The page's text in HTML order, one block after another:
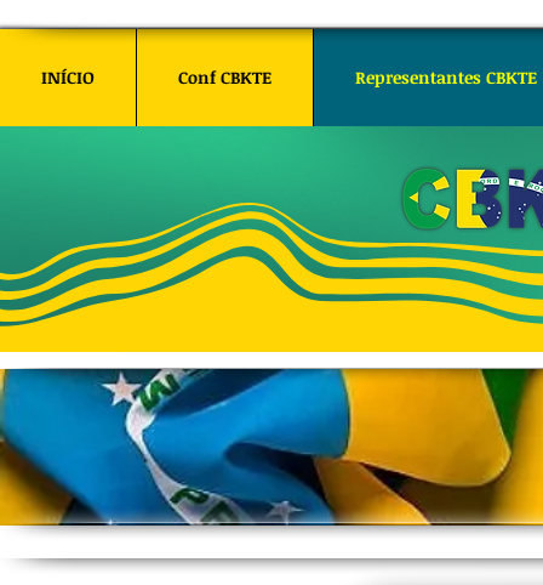
INÍCIO Conf CBKTE Representantes CBKTE